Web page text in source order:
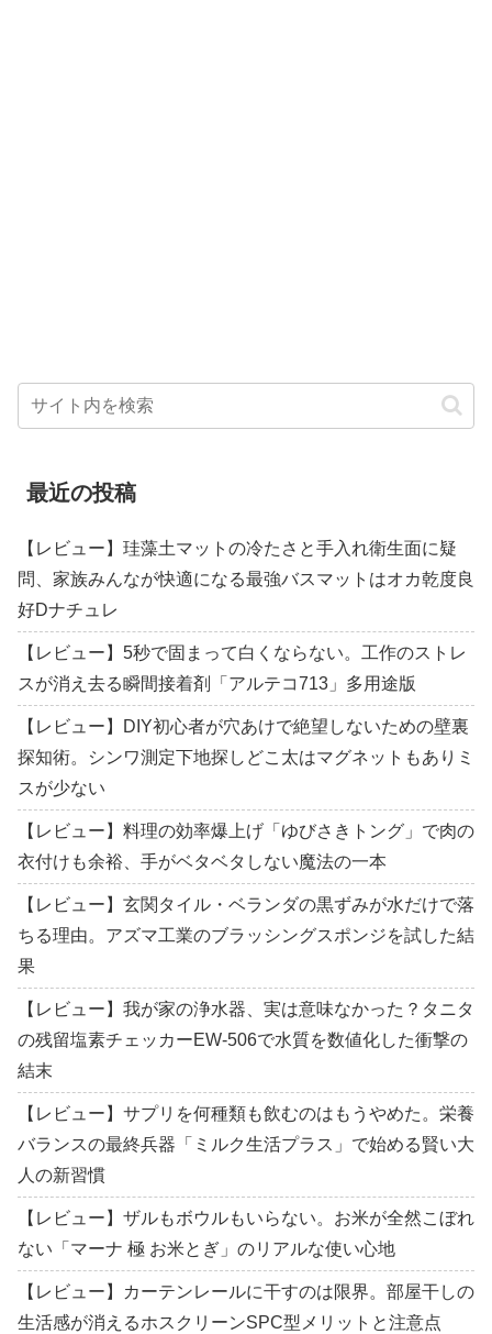
最近の投稿
【レビュー】珪藻土マットの冷たさと手入れ衛生面に疑
問、家族みんなが快適になる最強バスマットはオカ乾度良
好Dナチュレ
【レビュー】5秒で固まって白くならない。工作のストレ
スが消え去る瞬間接着剤「アルテコ713」多用途版
【レビュー】DIY初心者が穴あけで絶望しないための壁裏
探知術。シンワ測定下地探しどこ太はマグネットもありミ
スが少ない
【レビュー】料理の効率爆上げ「ゆびさきトング」で肉の
衣付けも余裕、手がベタベタしない魔法の一本
【レビュー】玄関タイル・ベランダの黒ずみが水だけで落
ちる理由。アズマ工業のブラッシングスポンジを試した結
果
【レビュー】我が家の浄水器、実は意味なかった？タニタ
の残留塩素チェッカーEW-506で水質を数値化した衝撃の
結末
【レビュー】サプリを何種類も飲むのはもうやめた。栄養
バランスの最終兵器「ミルク生活プラス」で始める賢い大
人の新習慣
【レビュー】ザルもボウルもいらない。お米が全然こぼれ
ない「マーナ 極 お米とぎ」のリアルな使い心地
【レビュー】カーテンレールに干すのは限界。部屋干しの
生活感が消えるホスクリーンSPC型メリットと注意点